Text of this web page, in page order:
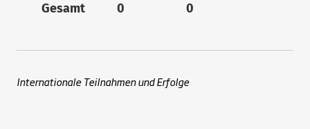
Gesamt
0 0
Internationale Teilnahmen und Erfolge